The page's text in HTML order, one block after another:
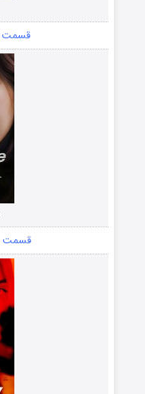
قسمت
قسمت